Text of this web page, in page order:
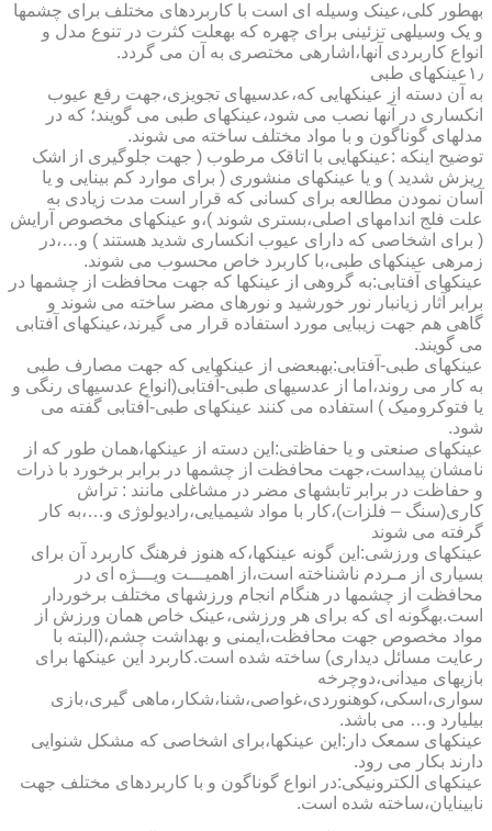
به­طور کلی،عینک وسیله ای است با کاربردهای مختلف برای چشمها
و یک وسیله­ی تزئینی برای چهره که به­علت کثرت در تنوع مدل و
انواع کاربردی آنها،اشاره­ی مختصری به آن می گردد.
۱٫عینکهای طبی
به آن دسته از عینکهایی که،عدسیهای تجویزی،جهت رفع عیوب
انکساری در آنها نصب می شود،عینکهای طبی می گویند؛ که در
مدلهای گوناگون و با مواد مختلف ساخته می شوند.
توضیح اینکه :عینکهایی با اتاقک مرطوب ( جهت جلوگیری از اشک
ریزش شدید ) و یا عینکهای منشوری ( برای موارد کم بینایی و یا
آسان نمودن مطالعه برای کسانی که قرار است مدت زیادی به
علت فلج اندامهای اصلی،بستری شوند )،و عینکهای مخصوص آرایش
( برای اشخاصی که دارای عیوب انکساری شدید هستند ) و…،در
زمره­ی عینکهای طبی،با کاربرد خاص محسوب می شوند.
عینکهای آفتابی:به گروهی از عینکها که جهت محافظت از چشمها در
برابر آثار زیانبار نور خورشید و نورهای مضر ساخته می شوند و
گاهی هم جهت زیبایی مورد استفاده قرار می گیرند،عینکهای آفتابی
می گویند.
عینکهای طبی-آفتابی:به­بعضی از عینکهایی که جهت مصارف طبی
به کار می روند،اما از عدسیهای طبی-آفتابی(انواع عدسیهای رنگی و
یا فتوکرومیک ) استفاده می کنند عینکهای طبی-آفتابی گفته می
شود.
عینکهای صنعتی و یا حفاظتی:این دسته از عینکها،همان طور که از
نامشان پیداست،جهت محافظت از چشمها در برابر برخورد با ذرات
و حفاظت در برابر تابشهای مضر در مشاغلی مانند : تراش
کاری(سنگ – فلزات)،کار با مواد شیمیایی،رادیولوژی و…،به کار
گرفته می شوند
عینکهای ورزشی:این گونه عینکها،که هنوز فرهنگ کاربرد آن برای
بسیاری از مـردم ناشناخته است،از اهمیـــت ویـــژه ای در
محافظت از چشمها در هنگام انجام ورزشهای مختلف برخوردار
است.به­گونه ای که برای هر ورزشی،عینک خاص همان ورزش از
مواد مخصوص جهت محافظت،ایمنی و بهداشت چشم،(البته با
رعایت مسائل دیداری) ساخته شده است.کاربرد این عینکها برای
بازیهای میدانی،دوچرخه
سواری،اسکی،کوهنوردی،غواصی،شنا،شکار،ماهی گیری،بازی
بیلیارد و… می باشد.
عینکهای سمعک دار:این عینکها،برای اشخاصی که مشکل شنوایی
دارند بکار می رود.
عینکهای الکترونیکی:در انواع گوناگون و با کاربردهای مختلف جهت
نابینایان،ساخته شده است.